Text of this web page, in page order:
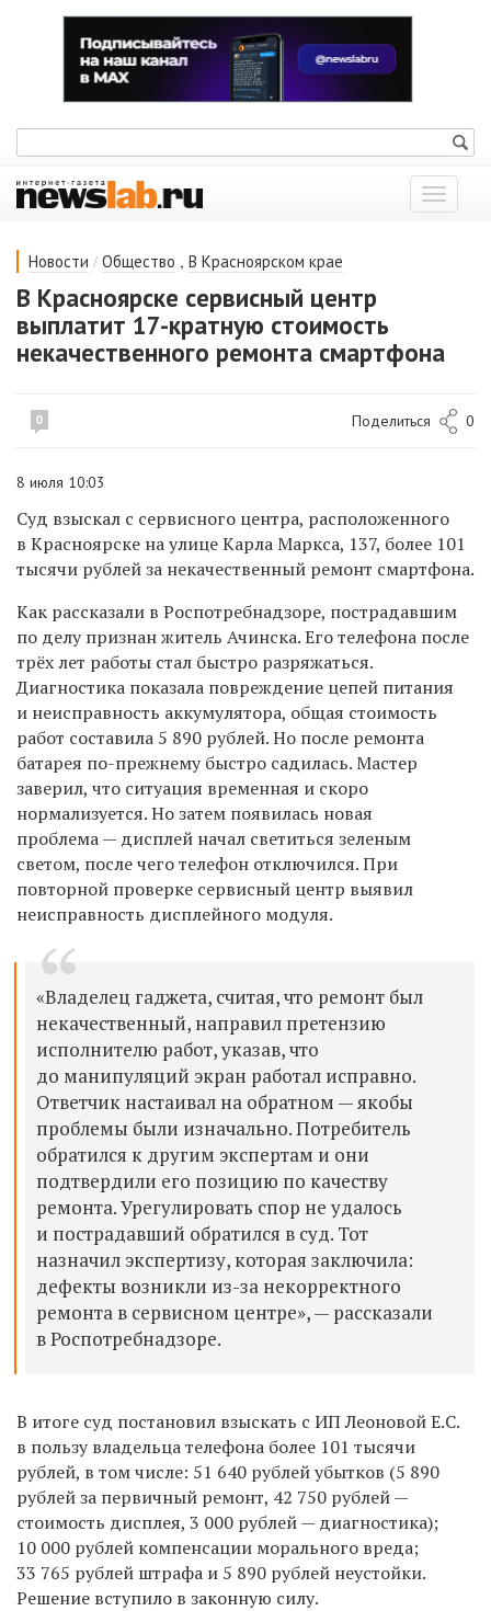
Показать
меню
Новости / Общество , В Красноярском крае
В Красноярске сервисный центр
выплатит 17-кратную стоимость
некачественного ремонта смартфона
0 Поделиться 0
8 июля 10:03
Суд взыскал с сервисного центра, расположенного
в Красноярске на улице Карла Маркса, 137, более 101
тысячи рублей за некачественный ремонт смартфона.
Как рассказали в Роспотребнадзоре, пострадавшим
по делу признан житель Ачинска. Его телефона после
трёх лет работы стал быстро разряжаться.
Диагностика показала повреждение цепей питания
и неисправность аккумулятора, общая стоимость
работ составила 5 890 рублей. Но после ремонта
батарея по-прежнему быстро садилась. Мастер
заверил, что ситуация временная и скоро
нормализуется. Но затем появилась новая
проблема — дисплей начал светиться зеленым
светом, после чего телефон отключился. При
повторной проверке сервисный центр выявил
неисправность дисплейного модуля.
«Владелец гаджета, считая, что ремонт был
некачественный, направил претензию
исполнителю работ, указав, что
до манипуляций экран работал исправно.
Ответчик настаивал на обратном — якобы
проблемы были изначально. Потребитель
обратился к другим экспертам и они
подтвердили его позицию по качеству
ремонта. Урегулировать спор не удалось
и пострадавший обратился в суд. Тот
назначил экспертизу, которая заключила:
дефекты возникли из-за некорректного
ремонта в сервисном центре», — рассказали
в Роспотребнадзоре.
В итоге суд постановил взыскать с ИП Леоновой Е.С.
в пользу владельца телефона более 101 тысячи
рублей, в том числе: 51 640 рублей убытков (5 890
рублей за первичный ремонт, 42 750 рублей —
стоимость дисплея, 3 000 рублей — диагностика);
10 000 рублей компенсации морального вреда;
33 765 рублей штрафа и 5 890 рублей неустойки.
Решение вступило в законную силу.